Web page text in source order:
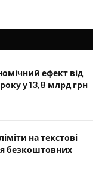
ефект від
року у 13,8 млрд грн
на текстові
безкоштовних